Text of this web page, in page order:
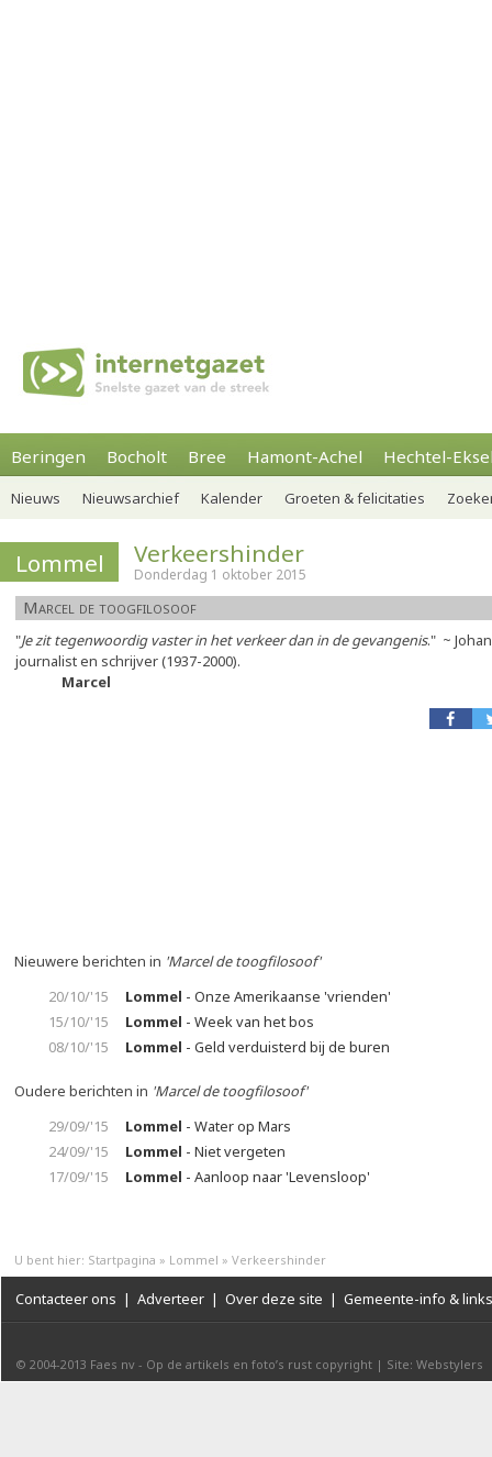
Beringen Bocholt Bree Hamont-Achel Hechtel-
Nieuws Nieuwsarchief Kalender Groeten & felicitaties
Lommel Verkeershinder
Donderdag 1 oktober 2015
Marcel de toogfilosoof
"Je zit tegenwoordig vaster in het verkeer dan in de gevangenis." ~
journalist en schrijver (1937-2000).
Marcel
Nieuwere berichten in 'Marcel de toogfilosoof'
20/10/'15
Lommel - Onze Amerikaanse 'vrienden'
15/10/'15
Lommel - Week van het bos
08/10/'15
Lommel - Geld verduisterd bij de buren
Oudere berichten in 'Marcel de toogfilosoof'
29/09/'15
Lommel - Water op Mars
24/09/'15
Lommel - Niet vergeten
17/09/'15
Lommel - Aanloop naar 'Levensloop'
U bent hier: Startpagina » Lommel » Verkeershinder
Contacteer ons | Adverteer | Over deze site | Gemeente-info & links
© 2004-2013 Faes nv - Op de artikels en foto’s rust copyright | Site: Webstylers